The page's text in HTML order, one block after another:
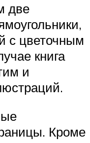
две
с цветочным
книга
и
Кроме